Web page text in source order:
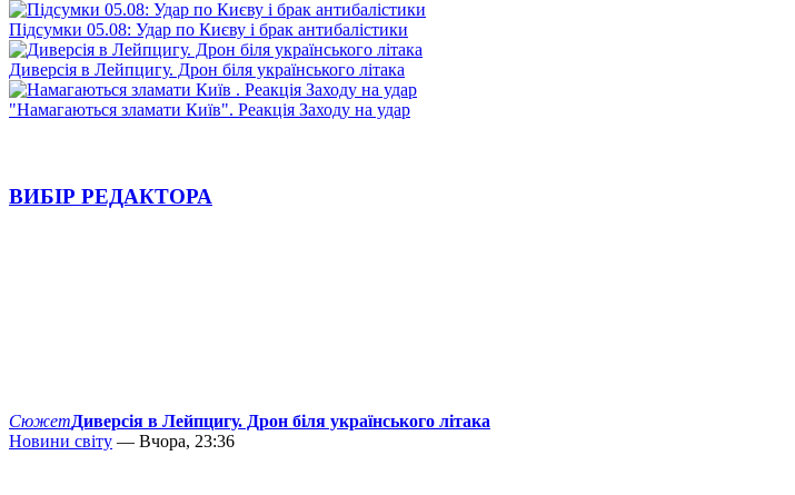
Підсумки 05.08: Удар по Києву і брак антибалістики
Диверсія в Лейпцигу. Дрон біля українського літака
"Намагаються зламати Київ". Реакція Заходу на удар
ВИБІР РЕДАКТОРА
СюжетДиверсія в Лейпцигу. Дрон біля українського літака
Новини світу — Вчора, 23:36